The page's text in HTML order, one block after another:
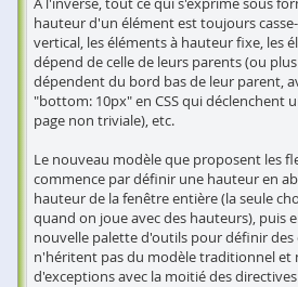
hauteur d'un élément est toujours
vertical, les éléments à hauteur fixe, les
dépend de celle de leurs parents (ou
dépendent du bord bas de leur parent,
"bottom: 10px" en CSS qui déclenchent
page non triviale), etc.
Le nouveau modèle que proposent les
commence par définir une hauteur en
hauteur de la fenêtre entière (la seule
quand on joue avec des hauteurs), puis
nouvelle palette d'outils pour définir
n'héritent pas du modèle traditionnel et
d'exceptions avec la moitié des directives